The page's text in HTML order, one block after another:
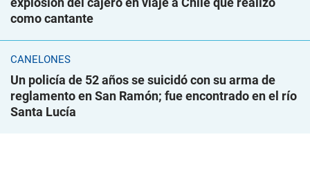
como cantante
CANELONES
Un policía de 52 años se suicidó con su arma de
reglamento en San Ramón; fue encontrado en el río
Santa Lucía